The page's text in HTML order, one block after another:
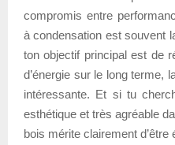
compromis entre
à condensation est souvent
ton objectif principal est de
d’énergie sur le long terme,
intéressante. Et si tu
esthétique et très agréable
bois mérite clairement d’être